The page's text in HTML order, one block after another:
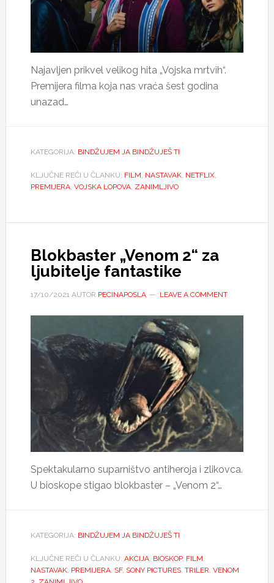
Najavljen prikvel velikog hita „Vojska mrtvih“.
Premijera filma koja nas vraća šest godina
unazad…
KATEGORIJA: BINDŽUJEM JA BINDŽUJEŠ TI
KLJUČNE REČI U ČLANKU: FILM NASTAVAK, NETFLIX,
PREMIJERA, VOJSKA LOPOVA, ZANIMLJIVO
Blokbaster „Venom 2“ za
ljubitelje fantastike
17/10/2021 AUTOR PECINAPOSLA LEAVE A COMMENT
Spektakularno suparništvo antiheroja i zlikovca.
U bioskope stigao blokbaster – „Venom 2“…
KATEGORIJA: BINDŽUJEM JA BINDŽUJEŠ TI
KLJUČNE REČI U ČLANKU: AKCIJA, BIOSKOP, FILM,
NASTAVAK, PREMIJERA, SF, SONY PICTURES, TRILER, VENOM